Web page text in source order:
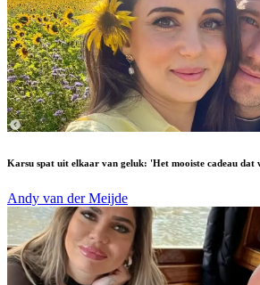
Karsu spat uit elkaar van geluk: 'Het mooiste cadeau dat
Andy van der Meijde